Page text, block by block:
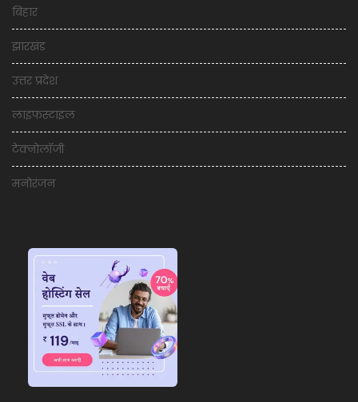
बिहार
झारखंड
उत्तर प्रदेश
लाइफस्टाइल
टेक्नोलॉजी
मनोरंजन